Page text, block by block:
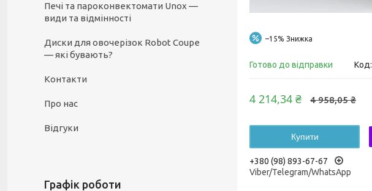
–15%
Готово до відправки Код:
4 958,05 ₴
4 214,34 ₴
Купити
+380 (98) 893-67-67
Viber/Telegram/WhatsApp
Печі та пароконвектомати Unox —
види та відмінності
Диски для овочерізок Robot Coupe
— які бувають?
Контакти
Про нас
Відгуки
Графік роботи